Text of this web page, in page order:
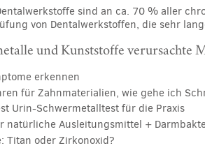
sind an ca. 70 % aller
von Dentalwerkstoffen, die sehr
und Kunststoffe verursachte
erkennen
für Zahnmaterialien, wie gehe ich
Urin-Schwermetalltest für die Praxis
natürliche Ausleitungsmittel +
Titan oder Zirkonoxid?